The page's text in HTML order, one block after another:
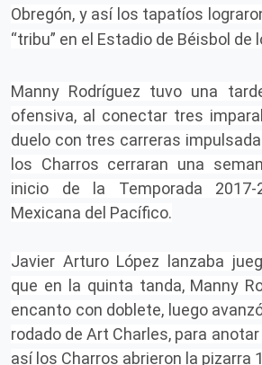
Obregón, y así los tapatíos
“tribu” en el Estadio de Béisbol de
Manny Rodríguez tuvo una
ofensiva, al conectar tres
duelo con tres carreras
los Charros cerraran una
inicio de la Temporada
Mexicana del Pacífico.
Javier Arturo López lanzaba
que en la quinta tanda, Manny
encanto con doblete, luego
rodado de Art Charles, para
así los Charros abrieron la pizarra